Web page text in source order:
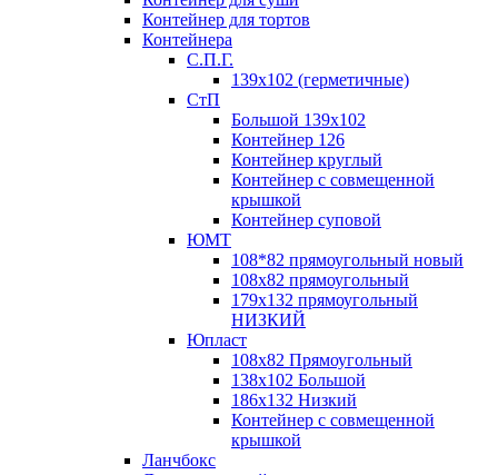
Контейнер для тортов
Контейнера
С.П.Г.
139х102 (герметичные)
СтП
Большой 139х102
Контейнер 126
Контейнер круглый
Контейнер с совмещенной
крышкой
Контейнер суповой
ЮМТ
108*82 прямоугольный новый
108х82 прямоугольный
179х132 прямоугольный
НИЗКИЙ
Юпласт
108х82 Прямоугольный
138х102 Большой
186х132 Низкий
Контейнер с совмещенной
крышкой
Ланчбокс